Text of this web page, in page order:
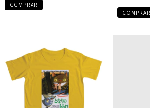
COMPRAR
COMPRAR